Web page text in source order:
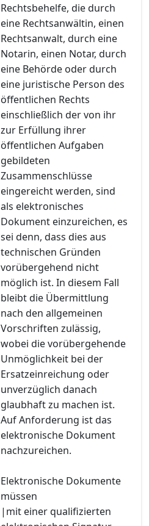
Rechtsbehelfe, die durch
eine Rechtsanwältin, einen
Rechtsanwalt, durch eine
Notarin, einen Notar, durch
eine Behörde oder durch
eine juristische Person des
öffentlichen Rechts
einschließlich der von ihr
zur Erfüllung ihrer
öffentlichen Aufgaben
gebildeten
Zusammenschlüsse
eingereicht werden, sind
als elektronisches
Dokument einzureichen, es
sei denn, dass dies aus
technischen Gründen
vorübergehend nicht
möglich ist. In diesem Fall
bleibt die Übermittlung
nach den allgemeinen
Vorschriften zulässig,
wobei die vorübergehende
Unmöglichkeit bei der
Ersatzeinreichung oder
unverzüglich danach
glaubhaft zu machen ist.
Auf Anforderung ist das
elektronische Dokument
nachzureichen.
Elektronische Dokumente
müssen
|mit einer qualifizierten